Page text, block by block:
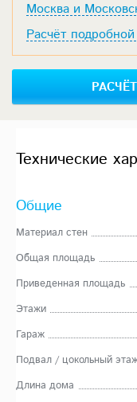
Москва и
Расчёт
Технические
Общие
Материал стен
Общая площадь
Приведенная площадь
Этажи
Гараж
Подвал / цокольный
Длина дома